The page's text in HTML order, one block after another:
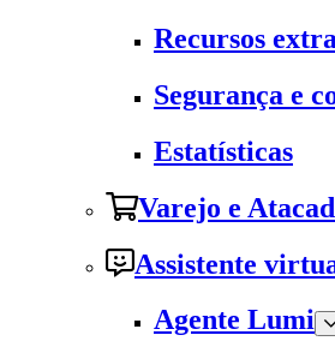
Recursos
Segurança e
Estatísticas
Varejo e
Assistente
Agente Lumi